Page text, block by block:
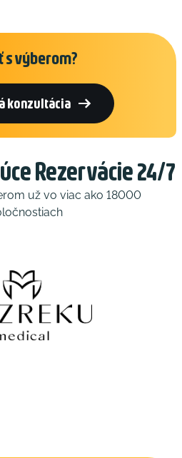
výberom?
konzultácia 
Rezervácie 24/7
už vo viac ako 18000